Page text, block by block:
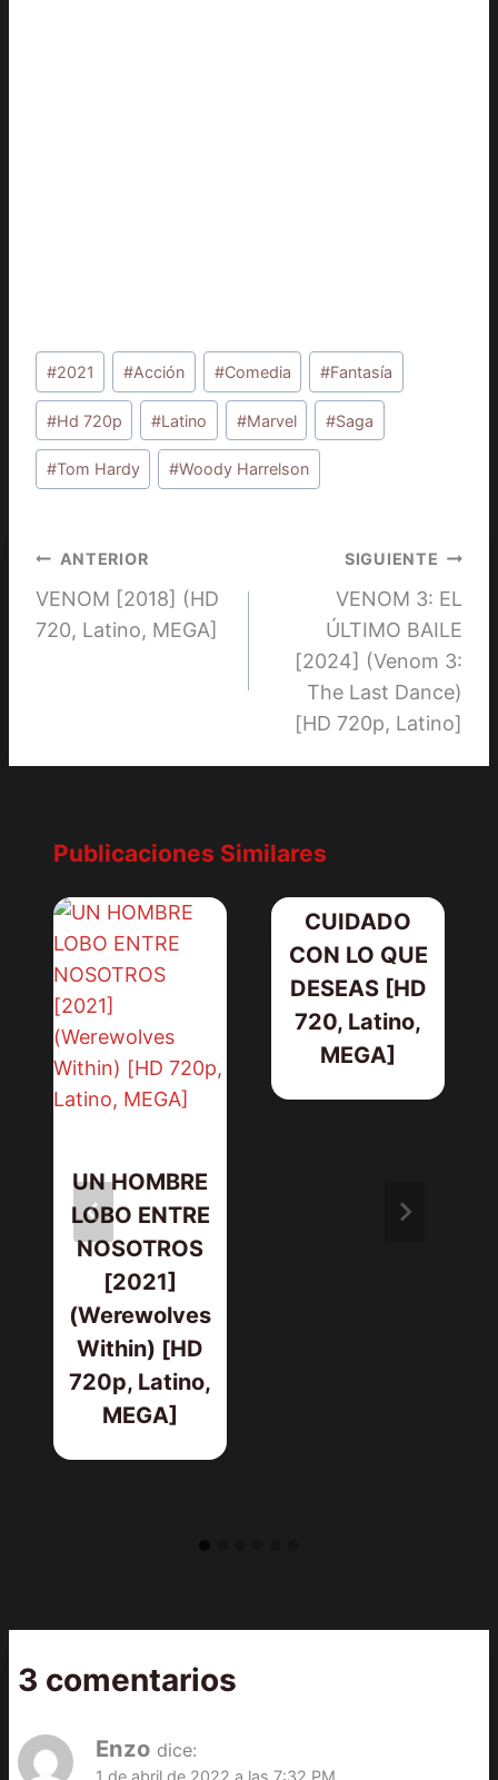
Etiquetas
de
la
entrada:
#2021 #Acción #Comedia #Fantasía
#Hd 720p #Latino #Marvel #Saga
#Tom Hardy #Woody Harrelson
Navegación
de
ANTERIOR
VENOM [2018] (HD
720, Latino, MEGA]
SIGUIENTE
VENOM 3: EL
ÚLTIMO BAILE
[2024] (Venom 3:
The Last Dance)
[HD 720p, Latino]
Publicaciones Similares
UN HOMBRE
LOBO ENTRE
NOSOTROS
[2021]
(Werewolves
Within) [HD
720p, Latino,
MEGA]
CUIDADO
CON LO QUE
DESEAS [HD
720, Latino,
MEGA]
3 comentarios
Enzo dice: